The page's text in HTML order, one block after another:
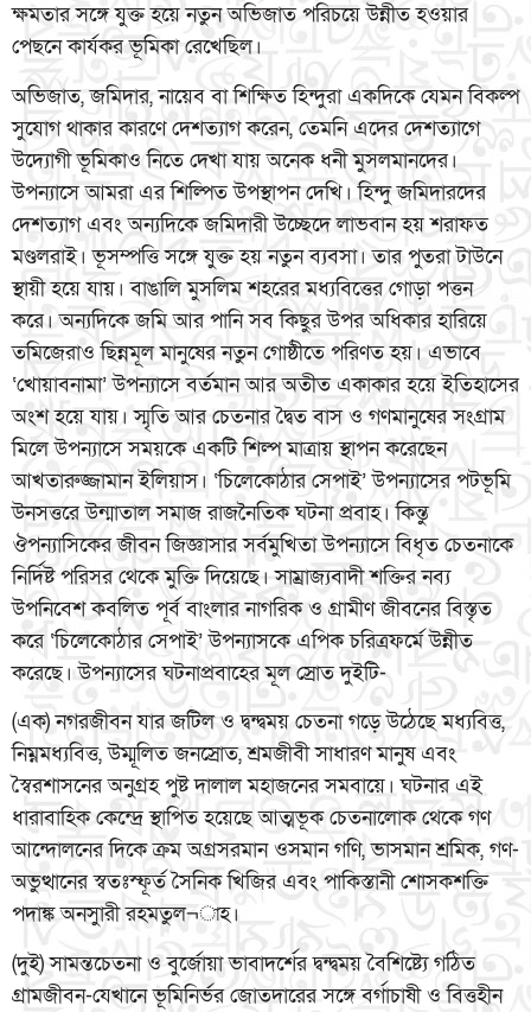
ক্ষমতার সঙ্গে যুক্ত হয়ে নতুন অভিজাত পরিচয়ে উন্নীত হওয়ার
পেছনে কার্যকর ভূমিকা রেখেছিল।
অভিজাত, জমিদার, নায়েব বা শিক্ষিত হিন্দুরা একদিকে যেমন বিকল্প
সুযোগ থাকার কারণে দেশত্যাগ করেন, তেমনি এদের দেশত্যাগে
উদ্যোগী ভূমিকাও নিতে দেখা যায় অনেক ধনী মুসলমানদের।
উপন্যাসে আমরা এর শিল্পিত উপস্থাপন দেখি। হিন্দু জমিদারদের
দেশত্যাগ এবং অন্যদিকে জমিদারী উচ্ছেদে লাভবান হয় শরাফত
মণ্ডলরাই। ভূসম্পত্তি সঙ্গে যুক্ত হয় নতুন ব্যবসা। তার পুতরা টাউনে
স্থায়ী হয়ে যায়। বাঙালি মুসলিম শহরের মধ্যবিত্তের গোড়া পত্তন
করে। অন্যদিকে জমি আর পানি সব কিছুর উপর অধিকার হারিয়ে
তমিজেরাও ছিন্নমূল মানুষের নতুন গোষ্ঠীতে পরিণত হয়। এভাবে
‘খোয়াবনামা’ উপন্যাসে বর্তমান আর অতীত একাকার হয়ে ইতিহাসের
অংশ হয়ে যায়। স্মৃতি আর চেতনার দ্বৈত বাস ও গণমানুষের সংগ্রাম
মিলে উপন্যাসে সময়কে একটি শিল্প মাত্রায় স্থাপন করেছেন
আখতারুজ্জামান ইলিয়াস। ‘চিলেকোঠার সেপাই’ উপন্যাসের পটভূমি
উনসত্তরে উন্মাতাল সমাজ রাজনৈতিক ঘটনা প্রবাহ। কিন্তু
ঔপন্যাসিকের জীবন জিজ্ঞাসার সর্বমুখিতা উপন্যাসে বিধৃত চেতনাকে
নির্দিষ্ট পরিসর থেকে মুক্তি দিয়েছে। সাম্রাজ্যবাদী শক্তির নব্য
উপনিবেশ কবলিত পূর্ব বাংলার নাগরিক ও গ্রামীণ জীবনের বিস্তৃত
করে ‘চিলেকোঠার সেপাই’ উপন্যাসকে এপিক চরিত্রফর্মে উন্নীত
করেছে। উপন্যাসের ঘটনাপ্রবাহের মূল স্রোত দুইটি-
(এক) নগরজীবন যার জটিল ও দ্বন্দ্বময় চেতনা গড়ে উঠেছে মধ্যবিত্ত,
নিম্নমধ্যবিত্ত, উম্মূলিত জনস্রোত, শ্রমজীবী সাধারণ মানুষ এবং
স্বৈরশাসনের অনুগ্রহ পুষ্ট দালাল মহাজনের সমবায়ে। ঘটনার এই
ধারাবাহিক কেন্দ্রে স্থাপিত হয়েছে আত্মভূক চেতনালোক থেকে গণ
আন্দোলনের দিকে ক্রম অগ্রসরমান ওসমান গণি, ভাসমান শ্রমিক, গণ-
অভুত্থানের স্বতঃস্ফূর্ত সৈনিক খিজির এবং পাকিস্তানী শোসকশক্তি
পদাঙ্ক অনসুারী রহমতুল¬াহ।
(দুই) সামন্তচেতনা ও বুর্জোয়া ভাবাদর্শের দ্বন্দ্বময় বৈশিষ্ট্যে গঠিত
গ্রামজীবন-যেখানে ভূমিনির্ভর জোতদারের সঙ্গে বর্গাচাষী ও বিত্তহীন